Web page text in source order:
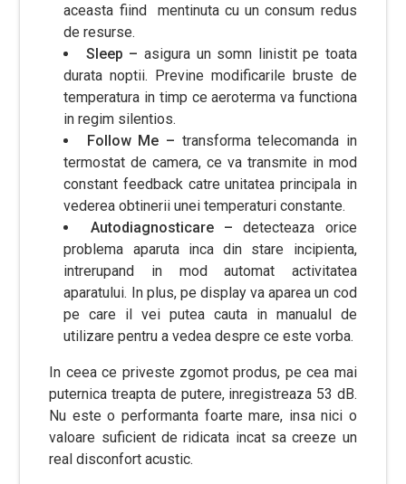
aceasta fiind mentinuta cu un consum redus
de resurse.
Sleep – asigura un somn linistit pe toata
durata noptii. Previne modificarile bruste de
temperatura in timp ce aeroterma va functiona
in regim silentios.
Follow Me – transforma telecomanda in
termostat de camera, ce va transmite in mod
constant feedback catre unitatea principala in
vederea obtinerii unei temperaturi constante.
Autodiagnosticare –detecteaza orice
problema aparuta inca din stare incipienta,
intrerupand in mod automat activitatea
aparatului. In plus, pe display va aparea un cod
pe care il vei putea cauta in manualul de
utilizare pentru a vedea despre ce este vorba.
In ceea ce priveste zgomot produs, pe cea mai
puternica treapta de putere, inregistreaza 53 dB.
Nu este o performanta foarte mare, insa nici o
valoare suficient de ridicata incat sa creeze un
real disconfort acustic.